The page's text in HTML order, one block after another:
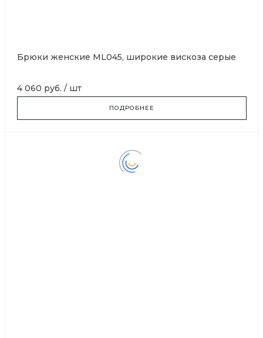
Брюки женские ML045, широкие вискоза серые
4 060 руб. / шт
ПОДРОБНЕЕ